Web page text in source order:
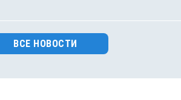
ВСЕ НОВОСТИ